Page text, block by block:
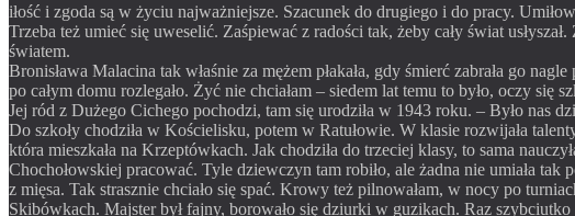
iłość i zgoda są w życiu najważniejsze. Szacunek do drugiego i do pracy.
Trzeba też umieć się uweselić. Zaśpiewać z radości tak, żeby cały świat
światem.
Bronisława Malacina tak właśnie za mężem płakała, gdy śmierć zabrała go
po całym domu rozlegało. Żyć nie chciałam – siedem lat temu to było, oczy
Jej ród z Dużego Cichego pochodzi, tam się urodziła w 1943 roku. – Było nas
Do szkoły chodziła w Kościelisku, potem w Ratułowie. W klasie rozwijała
która mieszkała na Krzeptówkach. Jak chodziła do trzeciej klasy, to sama
Chochołowskiej pracować. Tyle dziewczyn tam robiło, ale żadna nie umiała
z mięsa. Tak strasznie chciało się spać. Krowy też pilnowałam, w nocy po
Skibówkach. Majster był fajny, borowało się dziurki w guzikach. Raz